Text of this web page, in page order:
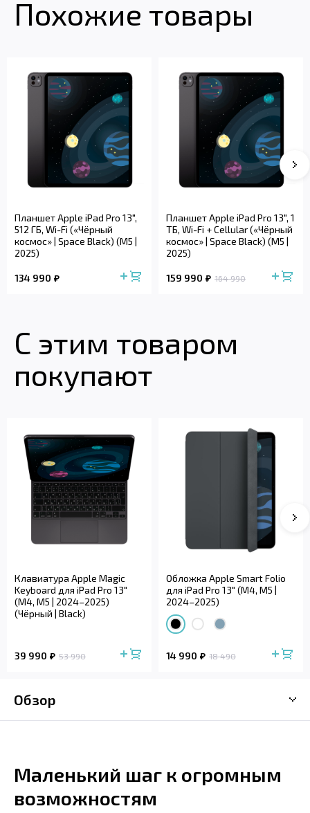
Похожие товары
Планшет Apple iPad Pro 13",
512 ГБ, Wi-Fi («Чёрный
космос» | Space Black) (M5 |
2025)
134 990
Планшет Apple iPad Pro 13", 1
ТБ, Wi-Fi + Cellular («Чёрный
космос» | Space Black) (M5 |
2025)
159 990 164 990
С этим товаром
покупают
Клавиатура Apple Magic
Keyboard для iPad Pro 13"
(M4, M5 | 2024–2025)
(Чёрный | Black)
39 990 53 990
Обложка Apple Smart Folio
для iPad Pro 13" (M4, M5 |
2024–2025)
14 990 18 490
Обзор
Маленький шаг к огромным
возможностям